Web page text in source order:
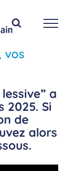
vos
a
2025. Si
de
alors